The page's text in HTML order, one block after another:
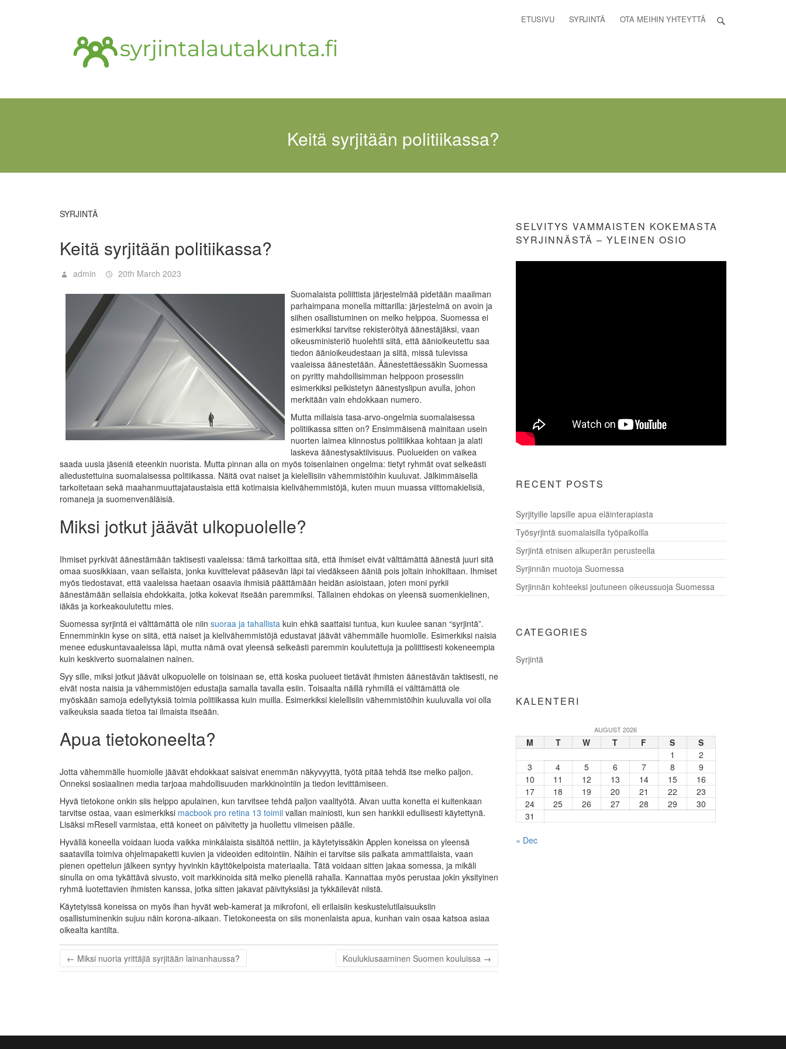
ETUSIVU SYRJINTÄ OTA MEIHIN YHTEYTTÄ
Keitä syrjitään politiikassa?
SYRJINTÄ
Keitä syrjitään politiikassa?
admin
20th March 2023
Suomalaista poliittista järjestelmää pidetään maailman
parhaimpana monella mittarilla: järjestelmä on avoin ja
siihen osallistuminen on melko helppoa. Suomessa ei
esimerkiksi tarvitse rekisteröityä äänestäjäksi, vaan
oikeusministeriö huolehtii siitä, että äänioikeutettu saa
tiedon äänioikeudestaan ja siitä, missä tulevissa
vaaleissa äänestetään. Äänestettäessäkin Suomessa
on pyritty mahdollisimman helppoon prosessiin
esimerkiksi pelkistetyn äänestyslipun avulla, johon
merkitään vain ehdokkaan numero.
Mutta millaisia tasa-arvo-ongelmia suomalaisessa
politiikassa sitten on? Ensimmäisenä mainitaan usein
nuorten laimea kiinnostus politiikkaa kohtaan ja alati
laskeva äänestysaktiivisuus. Puolueiden on vaikea
saada uusia jäseniä eteenkin nuorista. Mutta pinnan alla on myös toisenlainen ongelma: tietyt ryhmät ovat selkeästi
aliedustettuina suomalaisessa politiikassa. Näitä ovat naiset ja kielellisiin vähemmistöihin kuuluvat. Jälkimmäisellä
tarkoitetaan sekä maahanmuuttajataustaisia että kotimaisia kielivähemmistöjä, kuten muun muassa viittomakielisiä,
romaneja ja suomenvenäläisiä.
Miksi jotkut jäävät ulkopuolelle?
Ihmiset pyrkivät äänestämään taktisesti vaaleissa: tämä tarkoittaa sitä, että ihmiset eivät välttämättä äänestä juuri sitä
omaa suosikkiaan, vaan sellaista, jonka kuvittelevat pääsevän läpi tai viedäkseen ääniä pois joltain inhokiltaan. Ihmiset
myös tiedostavat, että vaaleissa haetaan osaavia ihmisiä päättämään heidän asioistaan, joten moni pyrkii
äänestämään sellaisia ehdokkaita, jotka kokevat itseään paremmiksi. Tällainen ehdokas on yleensä suomenkielinen,
iäkäs ja korkeakoulutettu mies.
Suomessa syrjintä ei välttämättä ole niin suoraa ja tahallista kuin ehkä saattaisi tuntua, kun kuulee sanan “syrjintä”.
Ennemminkin kyse on siitä, että naiset ja kielivähemmistöjä edustavat jäävät vähemmälle huomiolle. Esimerkiksi naisia
menee eduskuntavaaleissa läpi, mutta nämä ovat yleensä selkeästi paremmin koulutettuja ja poliittisesti kokeneempia
kuin keskiverto suomalainen nainen.
Syy sille, miksi jotkut jäävät ulkopuolelle on toisinaan se, että koska puolueet tietävät ihmisten äänestävän taktisesti, ne
eivät nosta naisia ja vähemmistöjen edustajia samalla tavalla esiin. Toisaalta näillä ryhmillä ei välttämättä ole
myöskään samoja edellytyksiä toimia politiikassa kuin muilla. Esimerkiksi kielellisiin vähemmistöihin kuuluvalla voi olla
vaikeuksia saada tietoa tai ilmaista itseään.
Apua tietokoneelta?
Jotta vähemmälle huomiolle jäävät ehdokkaat saisivat enemmän näkyvyyttä, työtä pitää tehdä itse melko paljon.
Onneksi sosiaalinen media tarjoaa mahdollisuuden markkinointiin ja tiedon levittämiseen.
Hyvä tietokone onkin siis helppo apulainen, kun tarvitsee tehdä paljon vaalityötä. Aivan uutta konetta ei kuitenkaan
tarvitse ostaa, vaan esimerkiksi macbook pro retina 13 toimii vallan mainiosti, kun sen hankkii edullisesti käytettynä.
Lisäksi mResell varmistaa, että koneet on päivitetty ja huollettu viimeisen päälle.
Hyvällä koneella voidaan luoda vaikka minkälaista sisältöä nettiin, ja käytetyissäkin Applen koneissa on yleensä
saatavilla toimiva ohjelmapaketti kuvien ja videoiden editointiin. Näihin ei tarvitse siis palkata ammattilaista, vaan
pienen opettelun jälkeen syntyy hyvinkin käyttökelpoista materiaalia. Tätä voidaan sitten jakaa somessa, ja mikäli
sinulla on oma tykättävä sivusto, voit markkinoida sitä melko pienellä rahalla. Kannattaa myös perustaa jokin yksityinen
ryhmä luotettavien ihmisten kanssa, jotka sitten jakavat päivityksiäsi ja tykkäilevät niistä.
Käytetyissä koneissa on myös ihan hyvät web-kamerat ja mikrofoni, eli erilaisiin keskustelutilaisuuksiin
osallistuminenkin sujuu näin korona-aikaan. Tietokoneesta on siis monenlaista apua, kunhan vain osaa katsoa asiaa
oikealta kantilta.
← Miksi nuoria yrittäjiä syrjitään lainanhaussa? Koulukiusaaminen Suomen kouluissa →
SELVITYS VAMMAISTEN KOKEMASTA
SYRJINNÄSTÄ – YLEINEN OSIO
RECENT POSTS
Syrjityille lapsille apua eläinterapiasta
Työsyrjintä suomalaisilla työpaikoilla
Syrjintä etnisen alkuperän perusteella
Syrjinnän muotoja Suomessa
Syrjinnän kohteeksi joutuneen oikeussuoja Suomessa
CATEGORIES
Syrjintä
KALENTERI
AUGUST 2026
M T W T F S
S
1
2
3
4 5 6 7 8
9
10
11 12 13 14 15
16
17
18 19 20 21 22
23
24
25 26 27 28 29
30
31
« Dec